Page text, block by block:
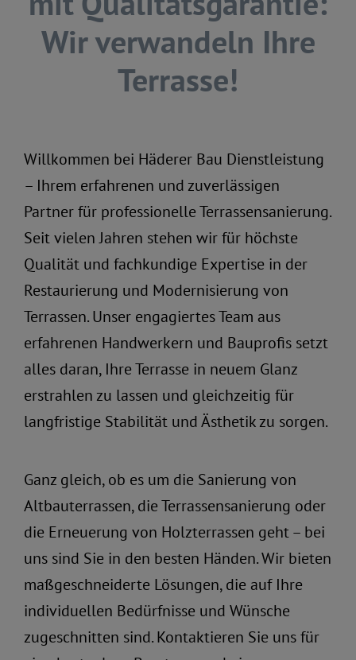
Wir verwandeln Ihre
Terrasse!
Willkommen bei Häderer Bau Dienstleistung
– Ihrem erfahrenen und zuverlässigen
Partner für professionelle Terrassensanierung.
Seit vielen Jahren stehen wir für höchste
Qualität und fachkundige Expertise in der
Restaurierung und Modernisierung von
Terrassen. Unser engagiertes Team aus
erfahrenen Handwerkern und Bauprofis setzt
alles daran, Ihre Terrasse in neuem Glanz
erstrahlen zu lassen und gleichzeitig für
langfristige Stabilität und Ästhetik zu sorgen.
Ganz gleich, ob es um die Sanierung von
Altbauterrassen, die Terrassensanierung oder
die Erneuerung von Holzterrassen geht – bei
uns sind Sie in den besten Händen. Wir bieten
maßgeschneiderte Lösungen, die auf Ihre
individuellen Bedürfnisse und Wünsche
zugeschnitten sind.Kontaktieren Sie unsfür